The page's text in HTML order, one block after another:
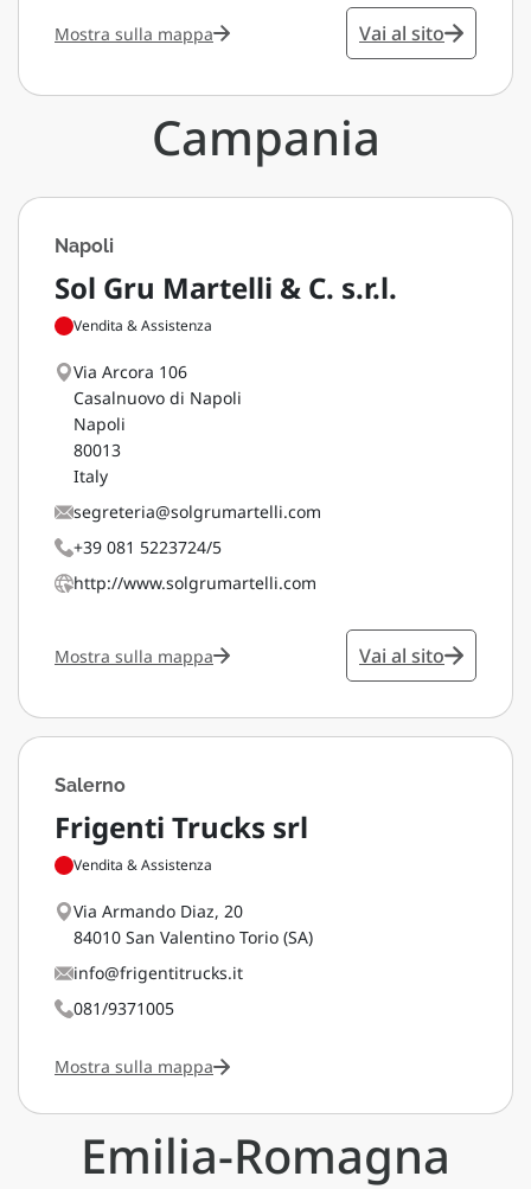
Mostra sulla mappa Vai al sito
Campania
Napoli
Sol Gru Martelli & C. s.r.l.
Vendita & Assistenza
Via Arcora 106
Casalnuovo di Napoli
Napoli
80013
Italy
segreteria@solgrumartelli.com
+39 081 5223724/5
http://www.solgrumartelli.com
Mostra sulla mappa Vai al sito
Salerno
Frigenti Trucks srl
Vendita & Assistenza
Via Armando Diaz, 20
84010 San Valentino Torio (SA)
info@frigentitrucks.it
081/9371005
Mostra sulla mappa
Emilia-Romagna